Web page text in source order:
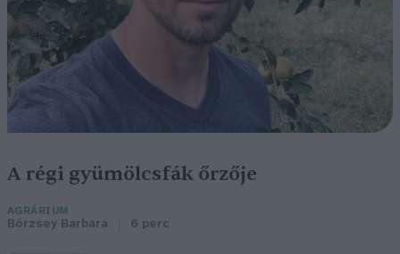
A régi gyümölcsfák őrzője
AGRÁRIUM
Börzsey Barbara 6 perc